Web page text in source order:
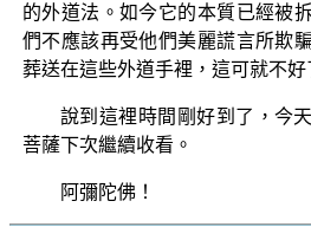
的外道法。如今它的本質已經被
們不應該再受他們美麗謊言所欺
葬送在這些外道手裡，這可就不好
說到這裡時間剛好到了，今
菩薩下次繼續收看。
阿彌陀佛！